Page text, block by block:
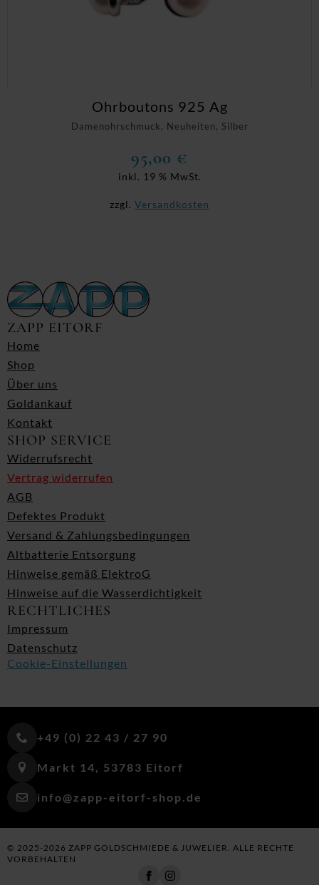
Damenohrschmuck, Neuheiten, Silber
Ohrboutons 925 Ag
95,00 €
inkl. 19 % MwSt.
zzgl. Versandkosten
ZAPP EITORF
Home
Shop
Über uns
Goldankauf
Kontakt
SHOP SERVICE
Widerrufsrecht
Vertrag widerrufen
AGB
Defektes Produkt
Versand & Zahlungsbedingungen
Altbatterie Entsorgung
Hinweise gemäß ElektroG
Hinweise auf die Wasserdichtigkeit
RECHTLICHES
Impressum
Datenschutz
Cookie-Einstellungen
+49 (0) 22 43 / 27 90
Markt 14, 53783 Eitorf
info@zapp-eitorf-shop.de
© 2025-2026 ZAPP GOLDSCHMIEDE & JUWELIER. ALLE RECHTE
VORBEHALTEN